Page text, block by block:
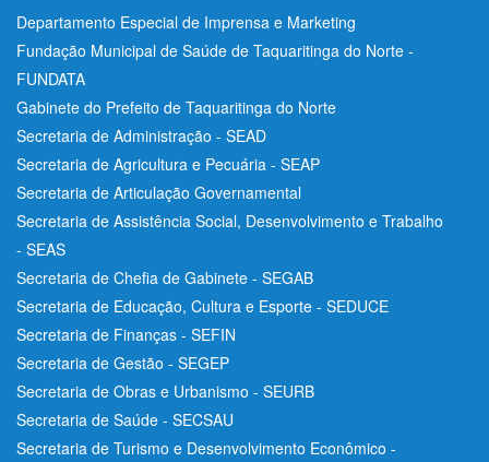
Departamento Especial de Imprensa e Marketing
Fundação Municipal de Saúde de Taquaritinga do Norte -
FUNDATA
Gabinete do Prefeito de Taquaritinga do Norte
Secretaria de Administração - SEAD
Secretaria de Agricultura e Pecuária - SEAP
Secretaria de Articulação Governamental
Secretaria de Assistência Social, Desenvolvimento e Trabalho
- SEAS
Secretaria de Chefia de Gabinete - SEGAB
Secretaria de Educação, Cultura e Esporte - SEDUCE
Secretaria de Finanças - SEFIN
Secretaria de Gestão - SEGEP
Secretaria de Obras e Urbanismo - SEURB
Secretaria de Saúde - SECSAU
Secretaria de Turismo e Desenvolvimento Econômico -